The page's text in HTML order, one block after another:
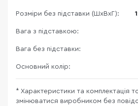
Розміри без підставки (ШхВхГ):
Вага з підставкою:
Вага без підставки:
Основний колір:
* Характеристики та комплектація
змінюватися виробником без